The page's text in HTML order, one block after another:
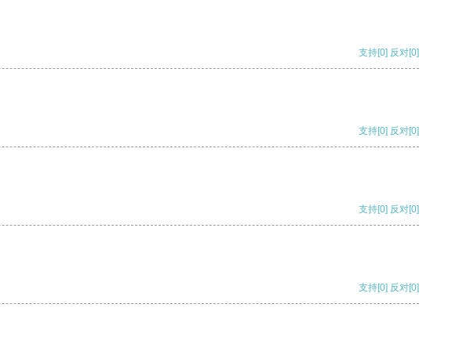
支持[0] 反对[0]
支持[0] 反对[0]
支持[0] 反对[0]
支持[0] 反对[0]